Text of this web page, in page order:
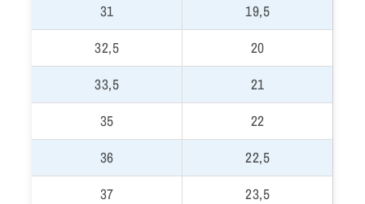
31
19,5
32,5
20
33,5
21
35
22
36
22,5
37
23,5